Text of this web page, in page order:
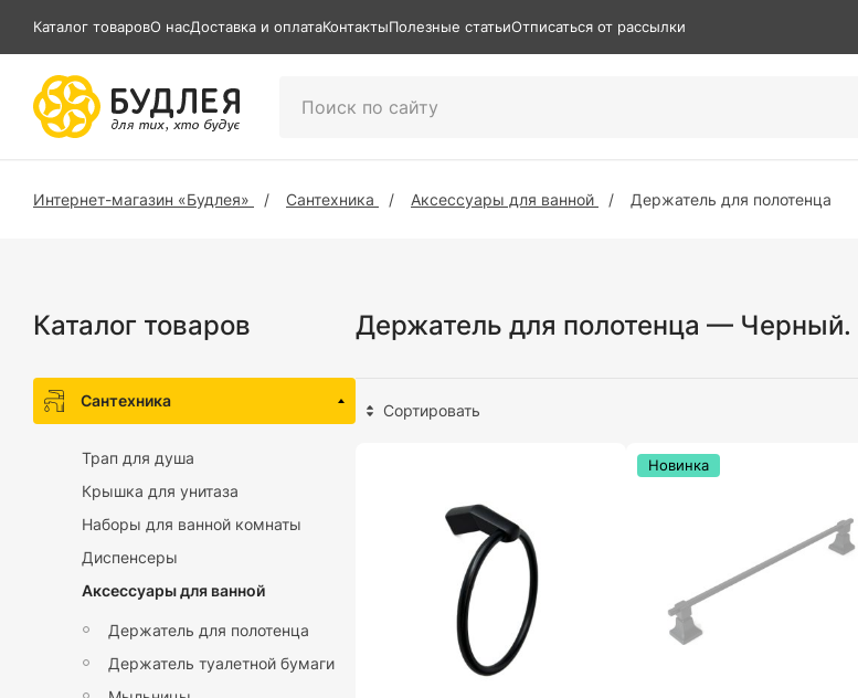
Каталог товаровО насДоставка и оплатаКонтактыПолезные статьиОтписаться от рассылки
Интернет-магазин «Будлея» Сантехника Аксессуары для ванной Держатель для полотенца
Каталог товаров
Сантехника
Трап для душа
Крышка для унитаза
Наборы для ванной комнаты
Диспенсеры
Аксессуары для ванной
Держатель для полотенца
Держатель туалетной бумаги
Держатель для полотенца — Черный.
Сортировать
Новинка